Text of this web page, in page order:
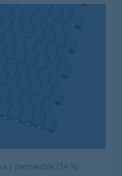
y permeable (34 %)